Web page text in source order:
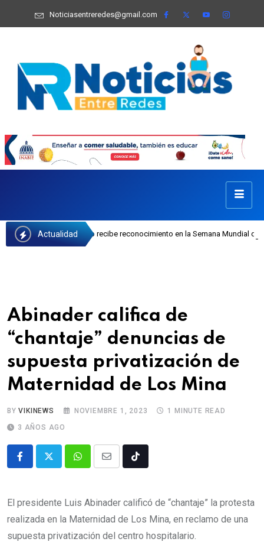
Noticiasentreredes@gmail.com
Actualidad
Castillo recibe reconocimiento en la Semana Mundial de la Lactancia
Abinader califica de
“chantaje” denuncias de
supuesta privatización de
Maternidad de Los Mina
BYVIKINEWS NOVIEMBRE 1, 2023
1 MINUTE READ
3 AÑOS AGO
El presidente Luis Abinader calificó de “chantaje” la protesta
realizada en la Maternidad de Los Mina, en reclamo de una
supuesta privatización del centro hospitalario.